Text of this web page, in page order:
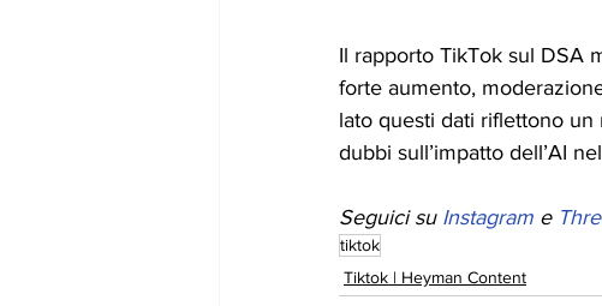
Il rapporto TikTok sul DSA
forte aumento,
lato questi dati riflettono
dubbi sull’impatto dell’AI
Seguici su Instagram e
tiktok
Tiktok | Heyman Content